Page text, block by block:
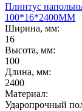
Плинтус
100*16*2400ММ
Ширина, мм:
16
Высота, мм:
100
Длина, мм:
2400
Материал:
Ударопрочный